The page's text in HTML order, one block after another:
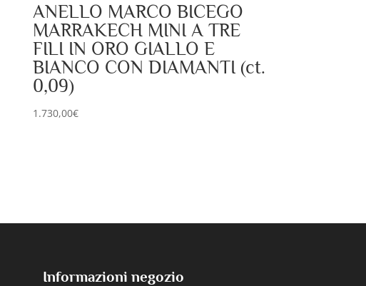
ANELLO MARCO BICEGO
MARRAKECH MINI A TRE
FILI IN ORO GIALLO E
BIANCO CON DIAMANTI (ct.
0,09)
1.730,00€
Informazioni negozio